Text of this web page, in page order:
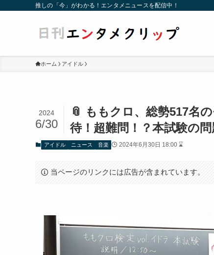
推しの「今」がわかる！エンタメニュースを配信中！
ホーム アイドル
📎 ももクロ、総勢517名
待！超難問！？本試験の問
2024
6/30
アイドル ニュース 音楽 2024年6月30日 18:00 ⌛
当ページのリンクには広告が含まれています。